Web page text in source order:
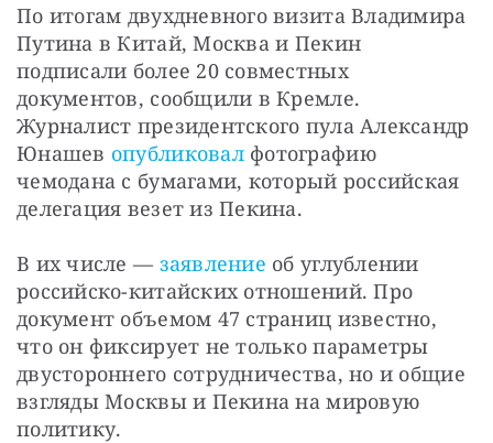
По итогам двухдневного визита Владимира
Путина в Китай, Москва и Пекин
подписали более 20 совместных
документов, сообщили в Кремле.
Журналист президентского пула Александр
Юнашев опубликовал фотографию
чемодана с бумагами, который российская
делегация везет из Пекина.
В их числе — заявление об углублении
российско-китайских отношений. Про
документ объемом 47 страниц известно,
что он фиксирует не только параметры
двустороннего сотрудничества, но и общие
взгляды Москвы и Пекина на мировую
политику.